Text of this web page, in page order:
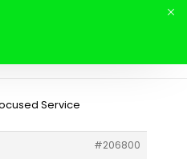
Service
#206800